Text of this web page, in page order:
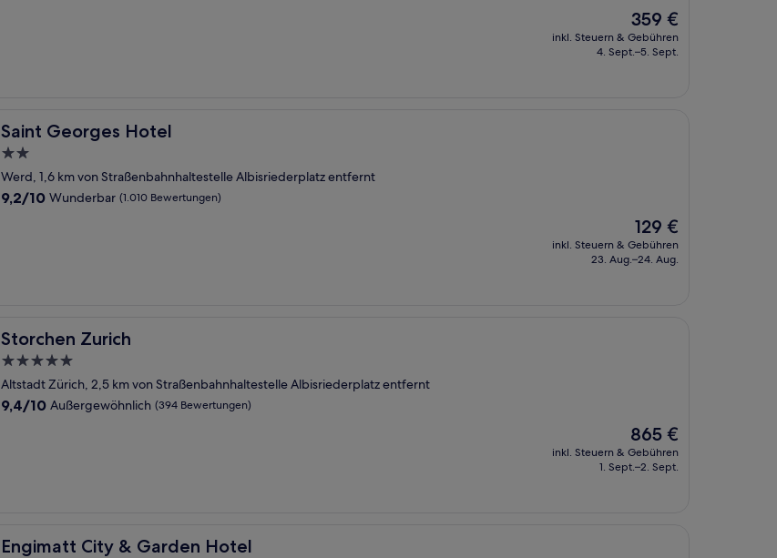
Der
Preis
beträgt
359 €
inkl. Steuern & Gebühren
4. Sept.–5. Sept.
Saint Georges Hotel
Saint Georges Hotel
2.0-
Sterne-
Unterkunft
Werd, 1,6 km von Straßenbahnhaltestelle Albisriederplatz entfernt
9.2
9,2/10 Wunderbar (1.010 Bewertungen)
Der
Preis
beträgt
129 €
inkl. Steuern & Gebühren
23. Aug.–24. Aug.
Storchen Zurich
Storchen Zurich
5.0-
Sterne-
Unterkunft
Altstadt Zürich, 2,5 km von Straßenbahnhaltestelle Albisriederplatz entfernt
9.4
9,4/10 Außergewöhnlich (394 Bewertungen)
Der
Preis
beträgt
865 €
inkl. Steuern & Gebühren
1. Sept.–2. Sept.
Engimatt City & Garden Hotel
Engimatt City & Garden Hotel